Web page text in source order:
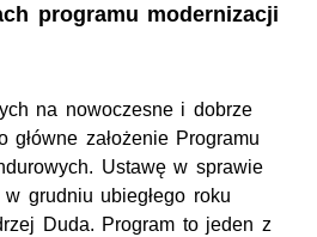
programu modernizacji
na nowoczesne i dobrze
główne założenie Programu
Ustawę w sprawie
grudniu ubiegłego roku
Duda. Program to jeden z